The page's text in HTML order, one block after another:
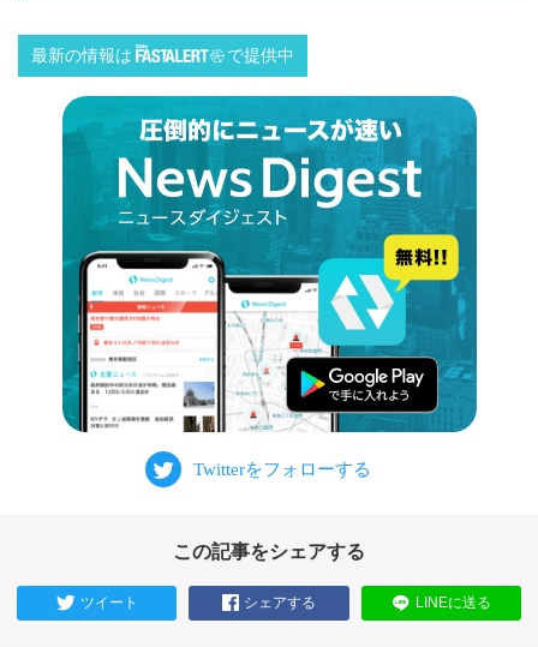
最新の情報は で提供中
この記事をシェアする
ツイート シェアする LINEに送る